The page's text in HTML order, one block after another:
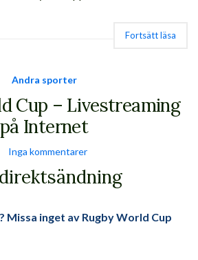
Fortsätt läsa
Andra sporter
Cup – Livestreaming
på Internet
Inga kommentarer
Missa inget av Rugby World Cup